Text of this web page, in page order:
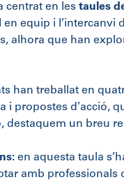
centrat en les taules
equip i l’intercanvi
alhora que han
han treballat en
i propostes d’acció,
un breu
en aquesta taula
amb